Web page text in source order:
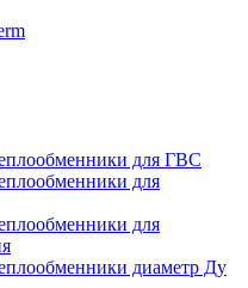
для ГВС
для
для
диаметр Ду